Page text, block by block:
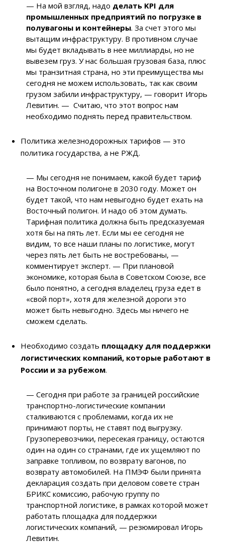
— На мой взгляд, надо делать KPI для
промышленных предприятий по погрузке в
полувагоны и контейнеры. За счет этого мы
вытащим инфраструктуру. В противном случае
мы будет вкладывать в нее миллиарды, но не
вывезем груз. У нас большая грузовая база, плюс
мы транзитная страна, но эти преимущества мы
сегодня не можем использовать, так как своим
грузом забили инфраструктуру, — говорит Игорь
Левитин. — Считаю, что этот вопрос нам
необходимо поднять перед правительством.
Политика железнодорожных тарифов — это
политика государства, а не РЖД.
— Мы сегодня не понимаем, какой будет тариф
на Восточном полигоне в 2030 году. Может он
будет такой, что нам невыгодно будет ехать на
Восточный полигон. И надо об этом думать.
Тарифная политика должна быть предсказуемая
хотя бы на пять лет. Если мы ее сегодня не
видим, то все наши планы по логистике, могут
через пять лет быть не востребованы, —
комментирует эксперт. — При плановой
экономике, которая была в Советском Союзе, все
было понятно, а сегодня владелец груза едет в
«свой порт», хотя для железной дороги это
может быть невыгодно. Здесь мы ничего не
сможем сделать.
Необходимо создать площадку для поддержки
логистических компаний, которые работают в
России и за рубежом.
— Сегодня при работе за границей российские
транспортно-логистические компании
сталкиваются с проблемами, когда их не
принимают порты, не ставят под выгрузку.
Грузоперевозчики, пересекая границу, остаются
один на один со странами, где их ущемляют по
заправке топливом, по возврату вагонов, по
возврату автомобилей. На ПМЭФ были принята
декларация создать при деловом совете стран
БРИКС комиссию, рабочую группу по
транспортной логистике, в рамках которой может
работать площадка для поддержки
логистических компаний, — резюмировал Игорь
Левитин.